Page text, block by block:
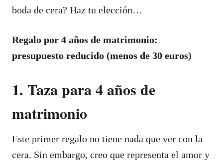
boda de cera? Haz tu elección…
Regalo por 4 años de matrimonio:
presupuesto reducido (menos de 30 euros)
1. Taza para 4 años de
matrimonio
Este primer regalo no tiene nada que ver con la
cera. Sin embargo, creo que representa el amor y